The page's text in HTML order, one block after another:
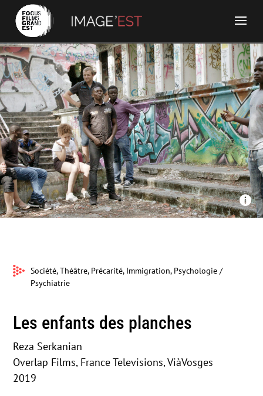
Overlap Films, France Televisions, ViàVosges - Les enfants
des planches 
Société, Théâtre, Précarité, Immigration, Psychologie /
Psychiatrie
Les enfants des planches
Reza Serkanian
Overlap Films, France Televisions, ViàVosges
2019